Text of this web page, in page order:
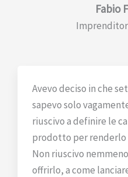
Fabio
Avevo deciso in che
sapevo solo
riuscivo a definire le
prodotto per
Non riuscivo
offrirlo, a come